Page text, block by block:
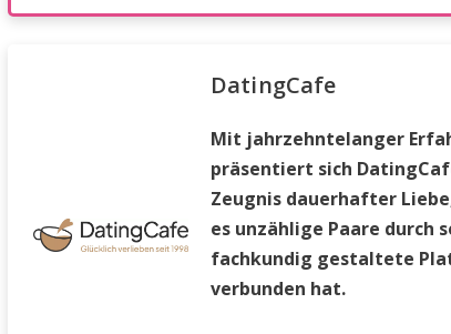
DatingCafe
Mit jahrzehntelanger
präsentiert sich
Zeugnis dauerhafter
es unzählige Paare durch
fachkundig gestaltete
verbunden hat.